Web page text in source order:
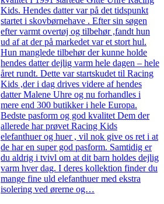
Kids. Hendes datter var på det tidspunkt
startet i skovbørnehave . Efter sin søgen
efter varmt overtøj og tilbehør ,fandt hun
ud af at der på markedet var et stort hul.
Hun manglede tilbehør der kunne holde
hendes datter dejlig varm hele dagen – hele
året rundt. Dette var startskudet til Racing
Kids ,der i dag drives videre af hendes
datter Malene Uhre og nu forhandles i
mere end 300 butikker i hele Europa.
Bedste pasform og god kvalitet Dem der
allerede har prøvet Racing Kids
elefanthuer og huer , vil nok give os ret i at
de har en super god pasform. Samtidig er
du aldrig i tvivl om at dit barn holdes dejlig
varm hver dag. I deres kollektion finder du
mange fine uld elefanthuer med ekstra
isolering ved ørerne og…